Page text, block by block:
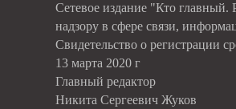
Сетевое издание "Кто главный.
надзору в сфере связи,
Свидетельство о регистрации
13 марта 2020 г
Главный редактор
Никита Сергеевич Жуков